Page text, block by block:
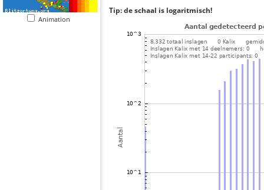
Animation
Tip: de schaal is logaritmisch!